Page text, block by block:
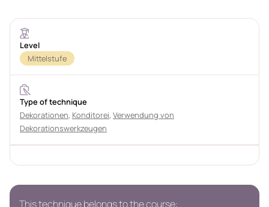
Level
Mittelstufe
Type of technique
Dekorationen, Konditorei, Verwendung von
Dekorationswerkzeugen
This technique belongs to the course: